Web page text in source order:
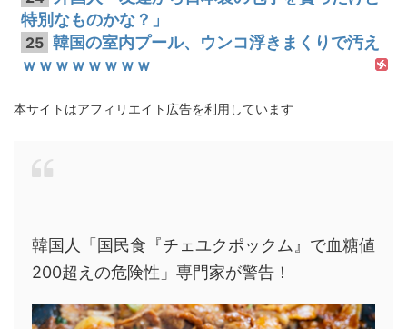
特別なものかな？」
25 韓国の室内プール、ウンコ浮きまくりで汚え
ｗｗｗｗｗｗｗｗ
本サイトはアフィリエイト広告を利用しています
韓国人「国民食『チェユクポックム』で血糖値
200超えの危険性」専門家が警告！